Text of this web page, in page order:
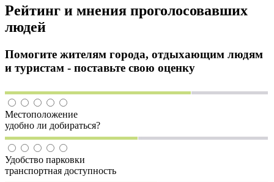
Рейтинг и мнения проголосовавших
людей
Помогите жителям города, отдыхающим людям
и туристам - поставьте свою оценку
Местоположение
удобно ли добираться?
Удобство парковки
транспортная доступность